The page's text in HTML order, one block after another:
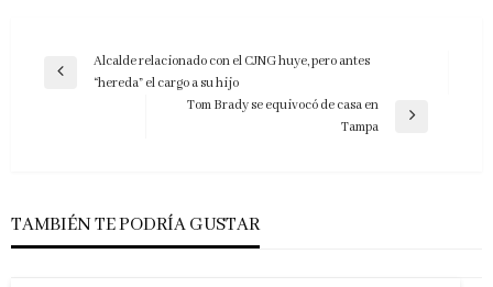
Navegación
Alcalde relacionado con el CJNG huye, pero antes
“hereda” el cargo a su hijo
Tom Brady se equivocó de casa en
Tampa
TAMBIÉN TE PODRÍA GUSTAR